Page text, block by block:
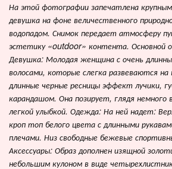
На этой фотографии запечатлена
девушка на фоне величественного
водопадом. Снимок передает атмосферу
эстетику «outdoor» контента. Основной
Девушка: Молодая женщина с очень
волосами, которые слегка развеваются
длинные черные ресницы эффект лучики,
карандашом. Она позирует, глядя
легкой улыбкой. Одежда: На ней надет:
кроп топ белого цвета с длинными
плечами. Низ свободные бежевые
Аксессуары: Образ дополнен изящной
небольшим кулоном в виде